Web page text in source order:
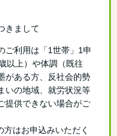
きまして
ご利用は「1世帯」1申
以上）や体調（既往
がある方、反社会的勢
いの地域、就労状況等
提供できない場合がご
はお申込みいただく